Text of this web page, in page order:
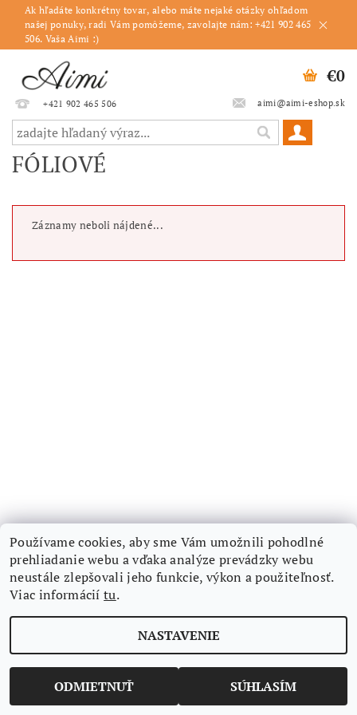
Ak hľadáte konkrétny tovar, alebo máte nejaké otázky ohľadom
našej ponuky, radi Vám pomôžeme, zavolajte nám: +421 902 465
506. Vaša Aimi :)
+421 902 465 506 aimi@aimi-eshop.sk
€0
FÓLIOVÉ
Záznamy neboli nájdené...
Nájdete nás aj na Facebooku
, všetky práva vyhradenéUpraviť nastavenie cookies
Používame cookies, aby sme Vám umožnili pohodlné
prehliadanie webu a vďaka analýze prevádzky webu
neustále zlepšovali jeho funkcie, výkon a použiteľnosť.
Viac informáciítu.
NASTAVENIE
ODMIETNUŤ SÚHLASÍM